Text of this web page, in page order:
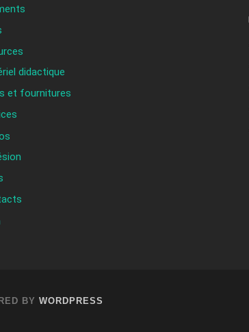
didactique
et fournitures
BYWORDPRESS